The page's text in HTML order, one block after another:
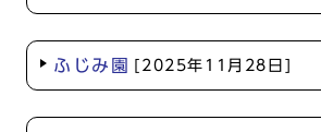
ふじみ園 [2025年11月28日]